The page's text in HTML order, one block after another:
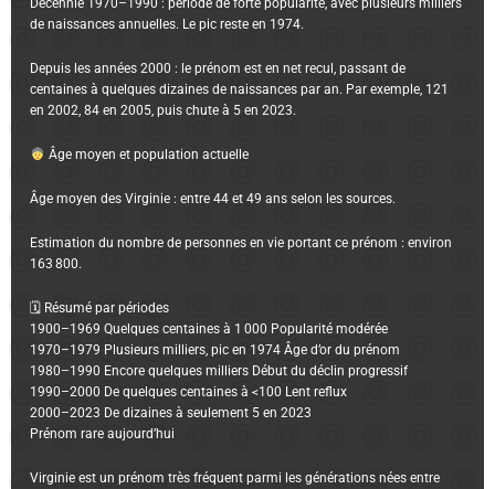
Décennie 1970–1990 : période de forte popularité, avec plusieurs milliers
de naissances annuelles. Le pic reste en 1974.
Depuis les années 2000 : le prénom est en net recul, passant de
centaines à quelques dizaines de naissances par an. Par exemple, 121
en 2002, 84 en 2005, puis chute à 5 en 2023.
Âge moyen et population actuelle
Âge moyen des Virginie : entre 44 et 49 ans selon les sources.
Estimation du nombre de personnes en vie portant ce prénom : environ
163 800.
🗓 Résumé par périodes
1900–1969 Quelques centaines à 1 000 Popularité modérée
1970–1979 Plusieurs milliers, pic en 1974 Âge d’or du prénom
1980–1990 Encore quelques milliers Début du déclin progressif
1990–2000 De quelques centaines à <100 Lent reflux
2000–2023 De dizaines à seulement 5 en 2023
Prénom rare aujourd’hui
Virginie est un prénom très fréquent parmi les générations nées entre